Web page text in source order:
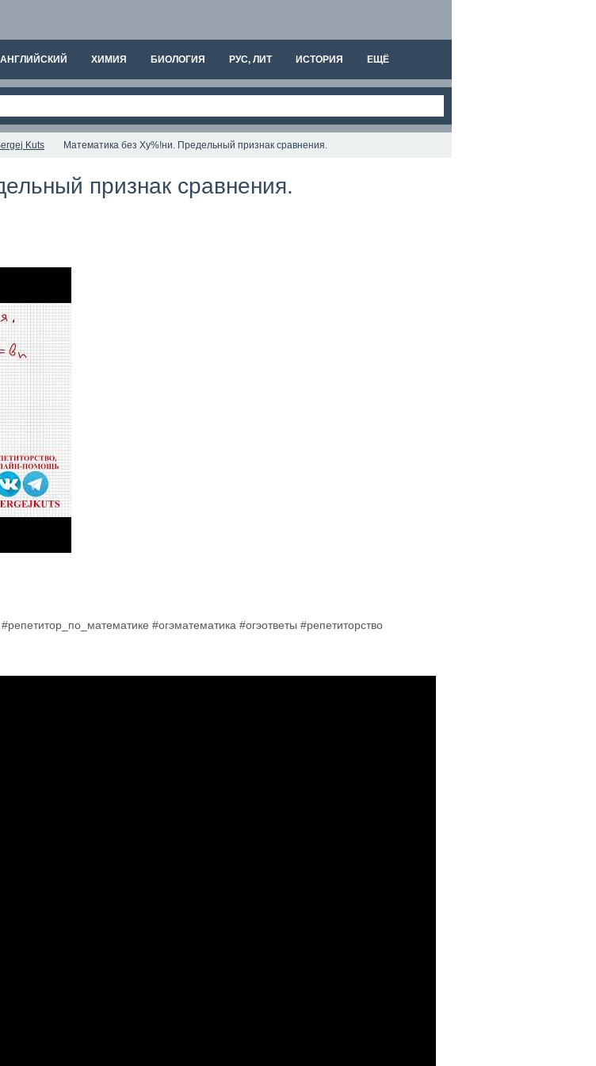
АНГЛИЙСКИЙ ХИМИЯ БИОЛОГИЯ РУС, ЛИТ ИСТОРИЯ ЕЩЁ
Kuts Математика без Ху%!ни. Предельный признак сравнения.
признак сравнения.
#огэматематика #огэответы #репетиторство